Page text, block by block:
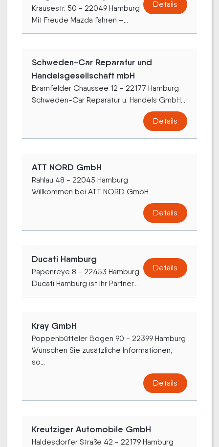
Krausestr. 50 - 22049 Hamburg
Mit Freude Mazda fahren –...
Details
Schweden-Car Reparatur und
Handelsgesellschaft mbH
Bramfelder Chaussee 12 - 22177 Hamburg
Schweden-Car Reparatur u. Handels GmbH...
Details
ATT NORD GmbH
Rahlau 48 - 22045 Hamburg
Willkommen bei ATT NORD GmbH...
Details
Ducati Hamburg
Papenreye 8 - 22453 Hamburg
Ducati Hamburg ist Ihr Partner...
Details
Kray GmbH
Poppenbütteler Bogen 90 - 22399 Hamburg
Wünschen Sie zusätzliche Informationen,
so...
Details
Kreutziger Automobile GmbH
Haldesdorfer Straße 42 - 22179 Hamburg